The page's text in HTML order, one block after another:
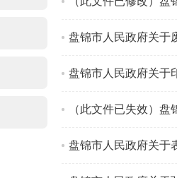
盘锦市人民政府关于
盘锦市人民政府关于
（此文件已失效）
盘锦市人民政府关于